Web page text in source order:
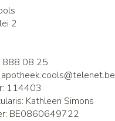
2
888 08 25
apotheek.cools@telenet.be
114403
Kathleen Simons
BE0860649722